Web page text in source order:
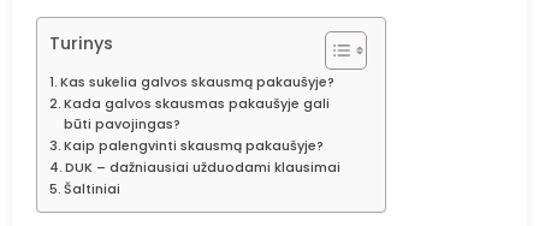
Turinys
Kas sukelia galvos skausmą pakaušyje?
Kada galvos skausmas pakaušyje gali
būti pavojingas?
Kaip palengvinti skausmą pakaušyje?
DUK – dažniausiai užduodami klausimai
Šaltiniai